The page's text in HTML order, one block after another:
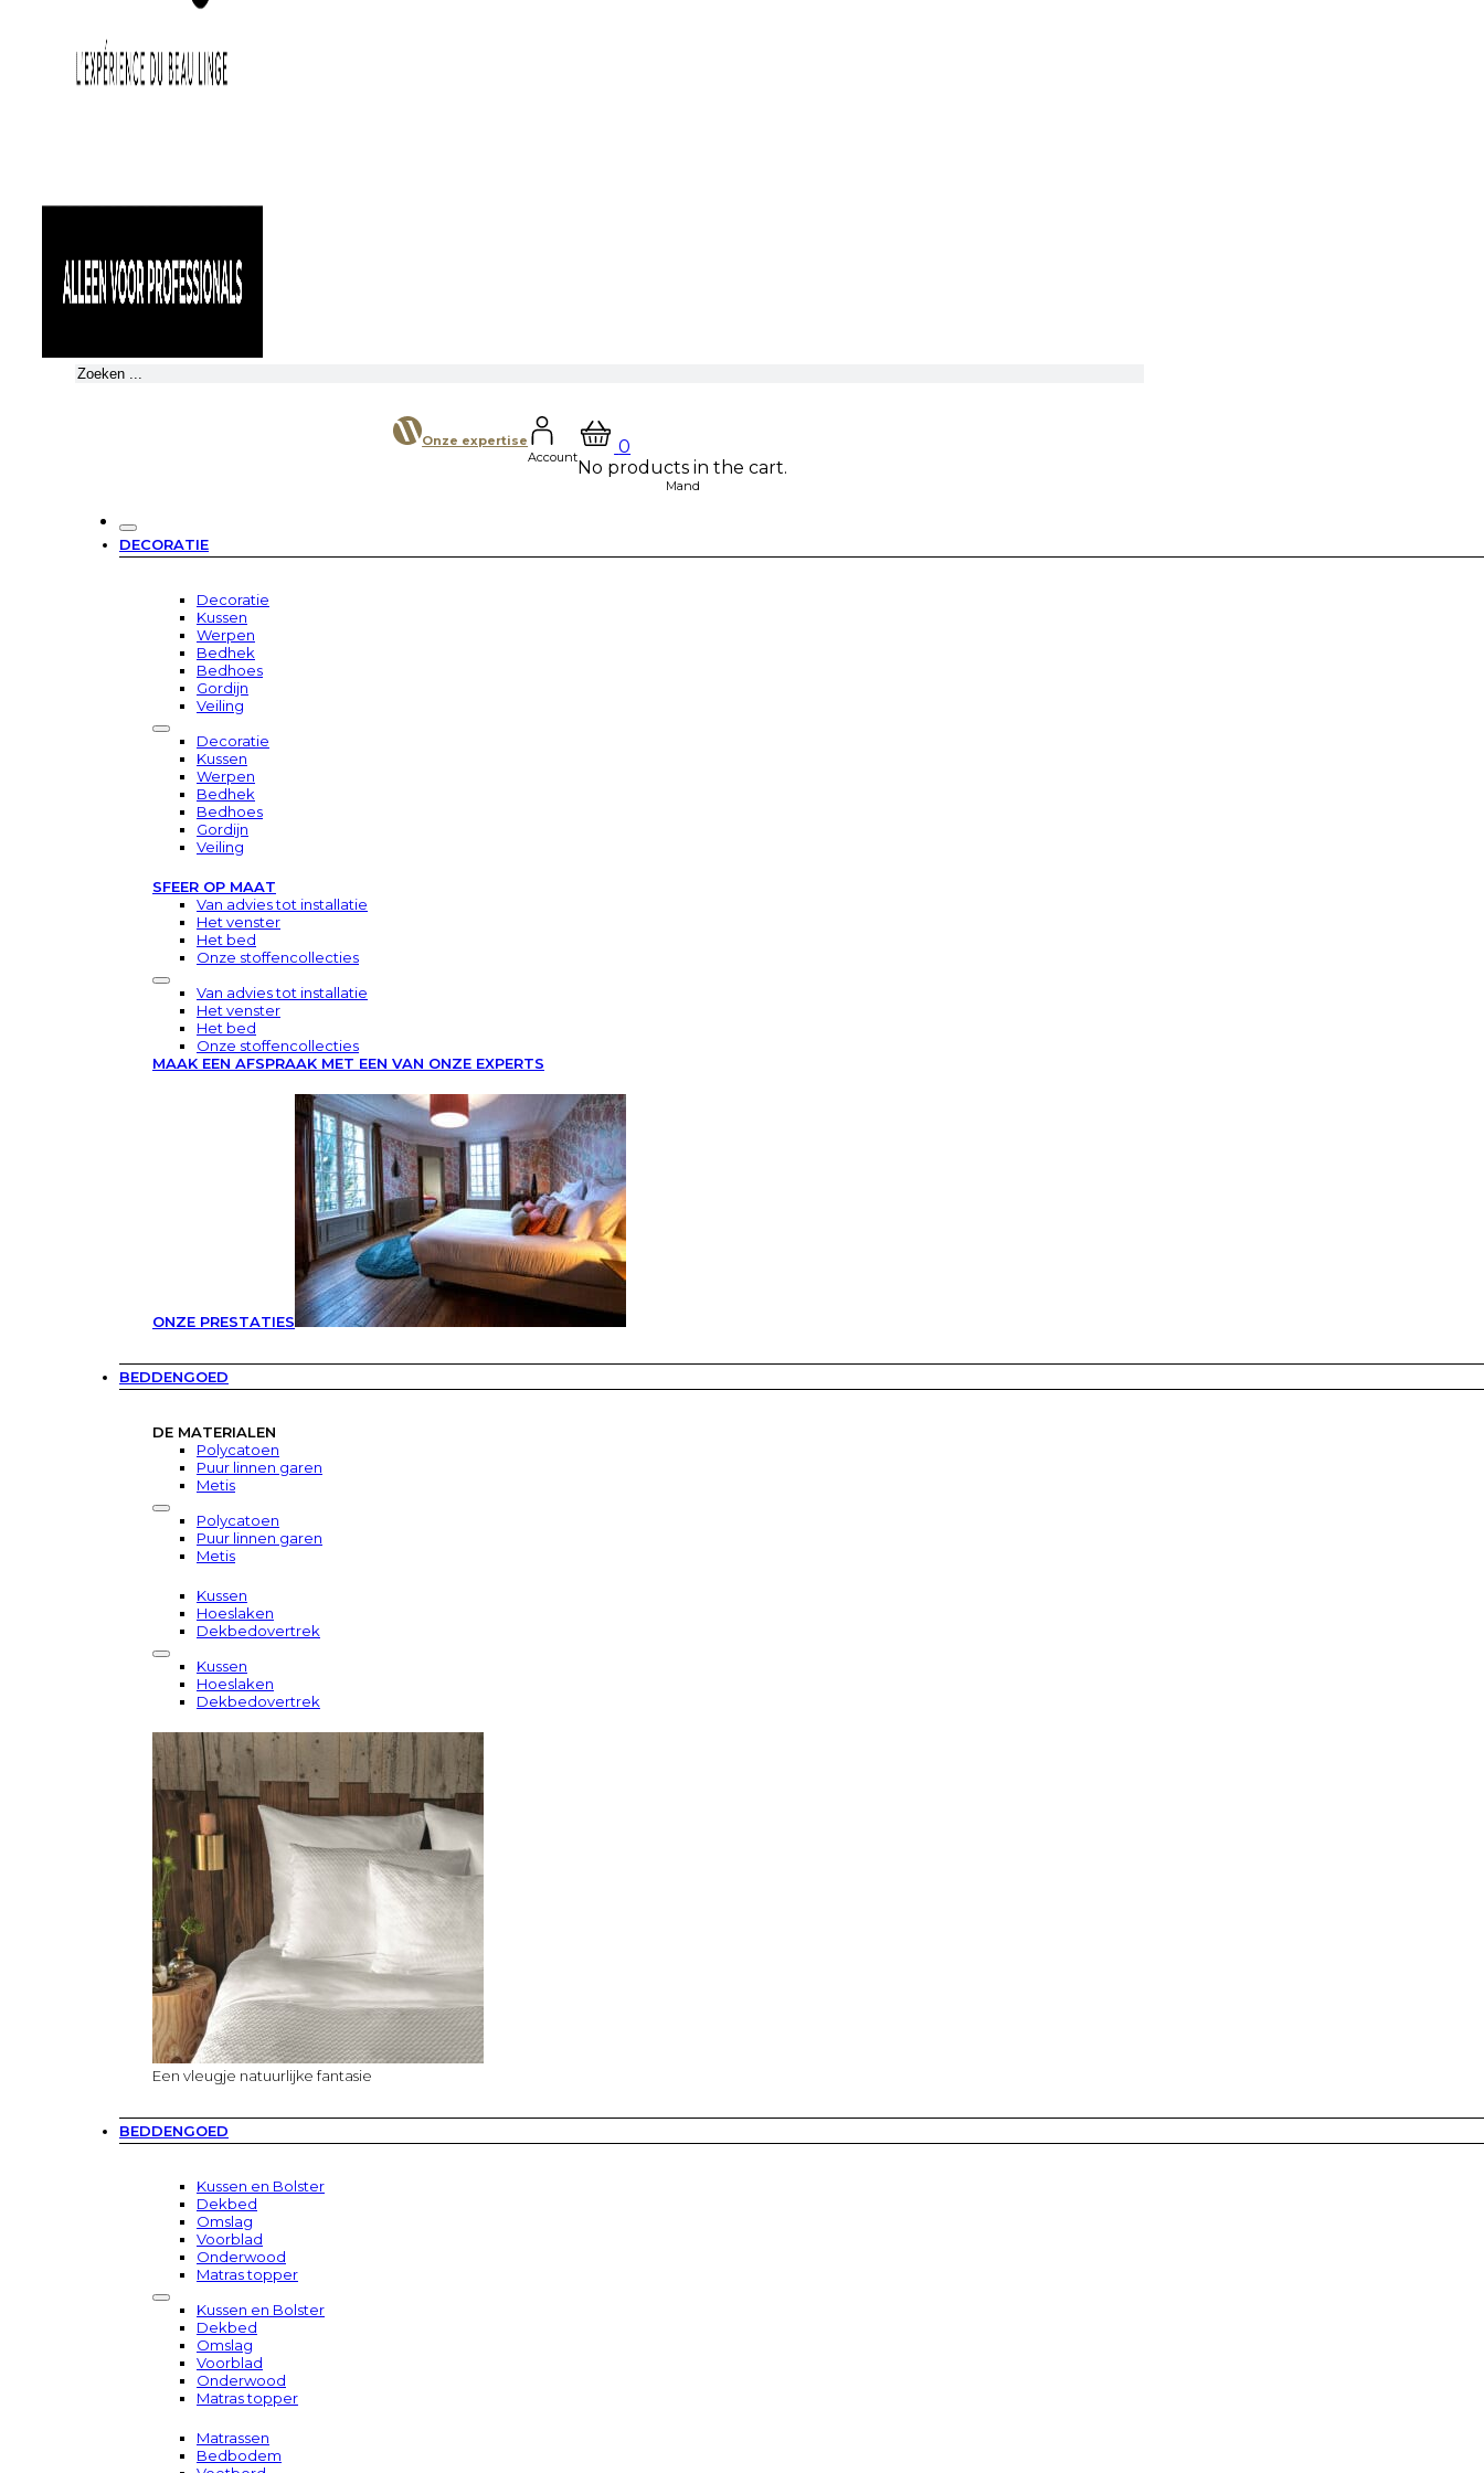
Zoeken
Onze expertise
Account
0
No products in the cart.
Mand
DECORATIE
Decoratie
Kussen
Werpen
Bedhek
Bedhoes
Gordijn
Veiling
Decoratie
Kussen
Werpen
Bedhek
Bedhoes
Gordijn
Veiling
SFEER OP MAAT
Van advies tot installatie
Het venster
Het bed
Onze stoffencollecties
Van advies tot installatie
Het venster
Het bed
Onze stoffencollecties
MAAK EEN AFSPRAAK MET EEN VAN ONZE EXPERTS
ONZE PRESTATIES
BEDDENGOED
DE MATERIALEN
Polycatoen
Puur linnen garen
Metis
Polycatoen
Puur linnen garen
Metis
Kussen
Hoeslaken
Dekbedovertrek
Kussen
Hoeslaken
Dekbedovertrek
Een vleugje natuurlijke fantasie
BEDDENGOED
Kussen en Bolster
Dekbed
Omslag
Voorblad
Onderwood
Matras topper
Kussen en Bolster
Dekbed
Omslag
Voorblad
Onderwood
Matras topper
Matrassen
Bedbodem